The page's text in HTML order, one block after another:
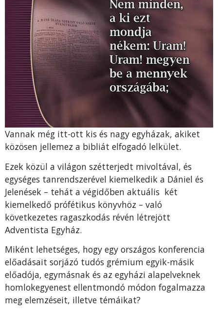
Vannak még itt-ott kis és nagy egyházak, akiket
közösen jellemez a bibliát elfogadó lelkület.
Ezek közül a világon szétterjedt mivoltával, és
egységes tanrendszerével kiemelkedik a Dániel és
Jelenések – tehát a végidőben aktuális két
kiemelkedő prófétikus könyvhöz – való
következetes ragaszkodás révén létrejött
Adventista Egyház.
Miként lehetséges, hogy egy országos konferencia
előadásait sorjázó tudós grémium egyik-másik
előadója, egymásnak és az egyházi alapelveknek
homlokegyenest ellentmondó módon fogalmazza
meg elemzéseit, illetve témáikat?